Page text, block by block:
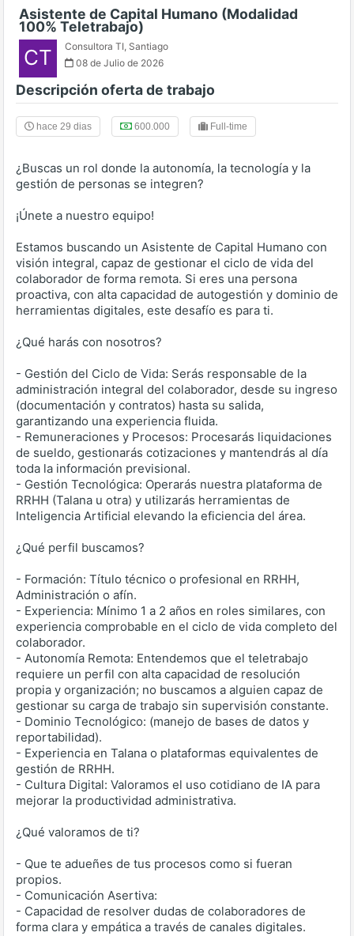
Asistente de Capital Humano (Modalidad
100% Teletrabajo)
CT Consultora TI, Santiago
08 de Julio de 2026
Descripción oferta de trabajo
hace 29 dias 600.000 Full-time
¿Buscas un rol donde la autonomía, la tecnología y la
gestión de personas se integren?
¡Únete a nuestro equipo!
Estamos buscando un Asistente de Capital Humano con
visión integral, capaz de gestionar el ciclo de vida del
colaborador de forma remota. Si eres una persona
proactiva, con alta capacidad de autogestión y dominio de
herramientas digitales, este desafío es para ti.
¿Qué harás con nosotros?
- Gestión del Ciclo de Vida: Serás responsable de la
administración integral del colaborador, desde su ingreso
(documentación y contratos) hasta su salida,
garantizando una experiencia fluida.
- Remuneraciones y Procesos: Procesarás liquidaciones
de sueldo, gestionarás cotizaciones y mantendrás al día
toda la información previsional.
- Gestión Tecnológica: Operarás nuestra plataforma de
RRHH (Talana u otra) y utilizarás herramientas de
Inteligencia Artificial elevando la eficiencia del área.
¿Qué perfil buscamos?
- Formación: Título técnico o profesional en RRHH,
Administración o afín.
- Experiencia: Mínimo 1 a 2 años en roles similares, con
experiencia comprobable en el ciclo de vida completo del
colaborador.
- Autonomía Remota: Entendemos que el teletrabajo
requiere un perfil con alta capacidad de resolución
propia y organización; no buscamos a alguien capaz de
gestionar su carga de trabajo sin supervisión constante.
- Dominio Tecnológico: (manejo de bases de datos y
reportabilidad).
- Experiencia en Talana o plataformas equivalentes de
gestión de RRHH.
- Cultura Digital: Valoramos el uso cotidiano de IA para
mejorar la productividad administrativa.
¿Qué valoramos de ti?
- Que te adueñes de tus procesos como si fueran
propios.
- Comunicación Asertiva:
- Capacidad de resolver dudas de colaboradores de
forma clara y empática a través de canales digitales.